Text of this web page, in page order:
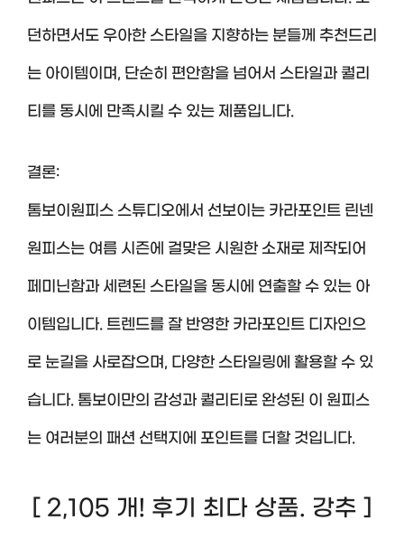
던하면서도 우아한 스타일을 지향하는 분들께 추천드리
는 아이템이며, 단순히 편안함을 넘어서 스타일과 퀄리
티를 동시에 만족시킬 수 있는 제품입니다.
결론:
톰보이원피스 스튜디오에서 선보이는 카라포인트 린넨
원피스는 여름 시즌에 걸맞은 시원한 소재로 제작되어
페미닌함과 세련된 스타일을 동시에 연출할 수 있는 아
이템입니다. 트렌드를 잘 반영한 카라포인트 디자인으
로 눈길을 사로잡으며, 다양한 스타일링에 활용할 수 있
습니다. 톰보이만의 감성과 퀄리티로 완성된 이 원피스
는 여러분의 패션 선택지에 포인트를 더할 것입니다.
[ 2,105 개! 후기 최다 상품. 강추 ]